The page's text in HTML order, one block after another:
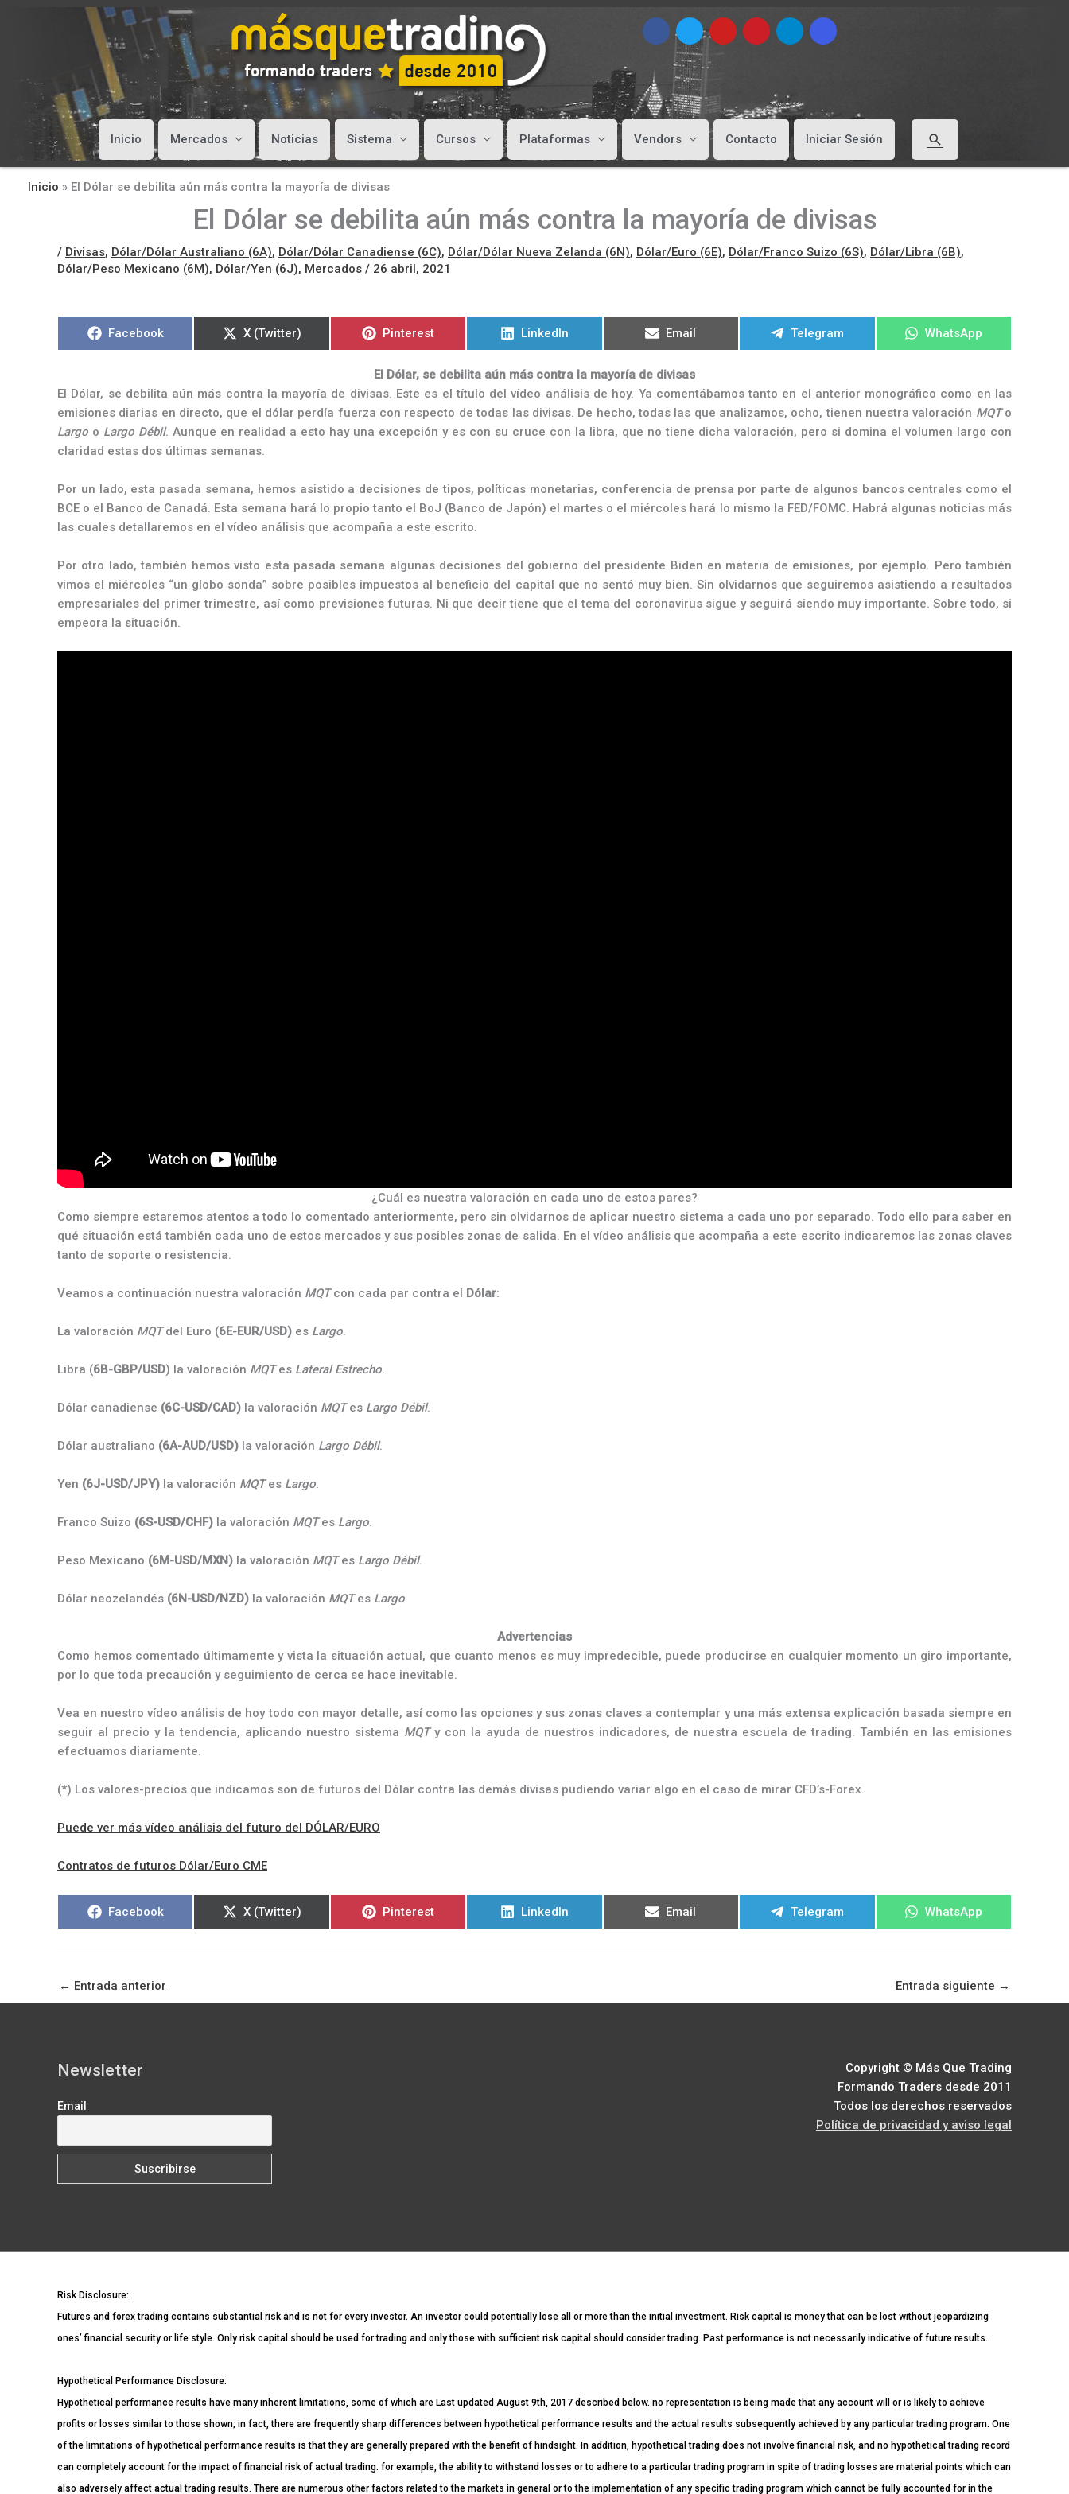
Inicio Mercados Noticias Sistema Cursos Plataformas Vendors Contacto Iniciar Sesión Buscar
Inicio » El Dólar se debilita aún más contra la mayoría de divisas
El Dólar se debilita aún más contra la mayoría de divisas
/ Divisas, Dólar/Dólar Australiano (6A), Dólar/Dólar Canadiense (6C), Dólar/Dólar Nueva Zelanda (6N), Dólar/Euro (6E), Dólar/Franco Suizo (6S), Dólar/Libra (6B),
Dólar/Peso Mexicano (6M), Dólar/Yen (6J), Mercados / 26 abril, 2021
Compartir
Facebook
Compartir
en
X (Twitter)
Compartir
Pinterest
Compartir
LinkedIn
Compartir
Email
Compartir
Telegram
Compartir
WhatsApp
El Dólar, se debilita aún más contra la mayoría de divisas
El Dólar, se debilita aún más contra la mayoría de divisas. Este es el título del vídeo análisis de hoy. Ya comentábamos tanto en el anterior monográfico como en las
emisiones diarias en directo, que el dólar perdía fuerza con respecto de todas las divisas. De hecho, todas las que analizamos, ocho, tienen nuestra valoración MQTo
Largo o Largo Débil. Aunque en realidad a esto hay una excepción y es con su cruce con la libra, que no tiene dicha valoración, pero si domina el volumen largo con
claridad estas dos últimas semanas.
Por un lado, esta pasada semana, hemos asistido a decisiones de tipos, políticas monetarias, conferencia de prensa por parte de algunos bancos centrales como el
BCE o el Banco de Canadá. Esta semana hará lo propio tanto el BoJ (Banco de Japón) el martes o el miércoles hará lo mismo la FED/FOMC. Habrá algunas noticias más
las cuales detallaremos en el vídeo análisis que acompaña a este escrito.
Por otro lado, también hemos visto esta pasada semana algunas decisiones del gobierno del presidente Biden en materia de emisiones, por ejemplo. Pero también
vimos el miércoles “un globo sonda” sobre posibles impuestos al beneficio del capital que no sentó muy bien. Sin olvidarnos que seguiremos asistiendo a resultados
empresariales del primer trimestre, así como previsiones futuras. Ni que decir tiene que el tema del coronavirus sigue y seguirá siendo muy importante. Sobre todo, si
empeora la situación.
¿Cuál es nuestra valoración en cada uno de estos pares?
Como siempre estaremos atentos a todo lo comentado anteriormente, pero sin olvidarnos de aplicar nuestro sistema a cada uno por separado. Todo ello para saber en
qué situación está también cada uno de estos mercados y sus posibles zonas de salida. En el vídeo análisis que acompaña a este escrito indicaremos las zonas claves
tanto de soporte o resistencia.
Veamos a continuación nuestra valoración MQTcon cada par contra el Dólar:
La valoración MQTdel Euro (6E-EUR/USD) es Largo.
Libra (6B-GBP/USD) la valoración MQTes Lateral Estrecho.
Dólar canadiense (6C-USD/CAD) la valoración MQTes Largo Débil.
Dólar australiano (6A-AUD/USD) la valoración Largo Débil.
Yen (6J-USD/JPY) la valoración MQTes Largo.
Franco Suizo (6S-USD/CHF) la valoración MQTes Largo.
Peso Mexicano (6M-USD/MXN) la valoración MQTes Largo Débil.
Dólar neozelandés (6N-USD/NZD) la valoración MQTes Largo.
Advertencias
Como hemos comentado últimamente y vista la situación actual, que cuanto menos es muy impredecible, puede producirse en cualquier momento un giro importante,
por lo que toda precaución y seguimiento de cerca se hace inevitable.
Vea en nuestro vídeo análisis de hoy todo con mayor detalle, así como las opciones y sus zonas claves a contemplar y una más extensa explicación basada siempre en
seguir al precio y la tendencia, aplicando nuestro sistema MQTy con la ayuda de nuestros indicadores, de nuestra escuela de trading. También en las emisiones
efectuamos diariamente.
(*) Los valores-precios que indicamos son de futuros del Dólar contra las demás divisas pudiendo variar algo en el caso de mirar CFD’s-Forex.
Puede ver más vídeo análisis del futuro del DÓLAR/EURO
Contratos de futuros Dólar/Euro CME
Compartir
Facebook
Compartir
en
X (Twitter)
Compartir
Pinterest
Compartir
LinkedIn
Compartir
Email
Compartir
Telegram
Compartir
WhatsApp
← Entrada anterior Entrada siguiente →
Newsletter
Email
Copyright © Más Que Trading
Formando Traders desde 2011
Todos los derechos reservados
Política de privacidad y aviso legal
Risk Disclosure:
Futures and forex trading contains substantial risk and is not for every investor. An investor could potentially lose all or more than the initial investment. Risk capital is money that can be lost without jeopardizing
ones’ financial security or life style. Only risk capital should be used for trading and only those with sufficient risk capital should consider trading. Past performance is not necessarily indicative of future results.
Hypothetical Performance Disclosure:
Hypothetical performance results have many inherent limitations, some of which are Last updated August 9th, 2017 described below. no representation is being made that any account will or is likely to achieve
profits or losses similar to those shown; in fact, there are frequently sharp differences between hypothetical performance results and the actual results subsequently achieved by any particular trading program. One
of the limitations of hypothetical performance results is that they are generally prepared with the benefit of hindsight. In addition, hypothetical trading does not involve financial risk, and no hypothetical trading record
can completely account for the impact of financial risk of actual trading. for example, the ability to withstand losses or to adhere to a particular trading program in spite of trading losses are material points which can
also adversely affect actual trading results. There are numerous other factors related to the markets in general or to the implementation of any specific trading program which cannot be fully accounted for in the